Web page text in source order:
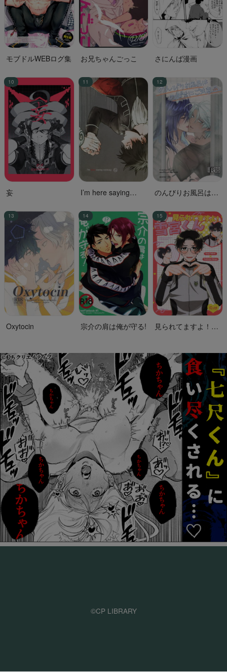
モブドルWEBログ集 お兄ちゃんごっこ さにんば漫画
妄
I’m here saying
のんびりお風呂はの
Oxytocin 宗介の肩は俺が守る!
見られてますよ！雪
©CP LIBRARY